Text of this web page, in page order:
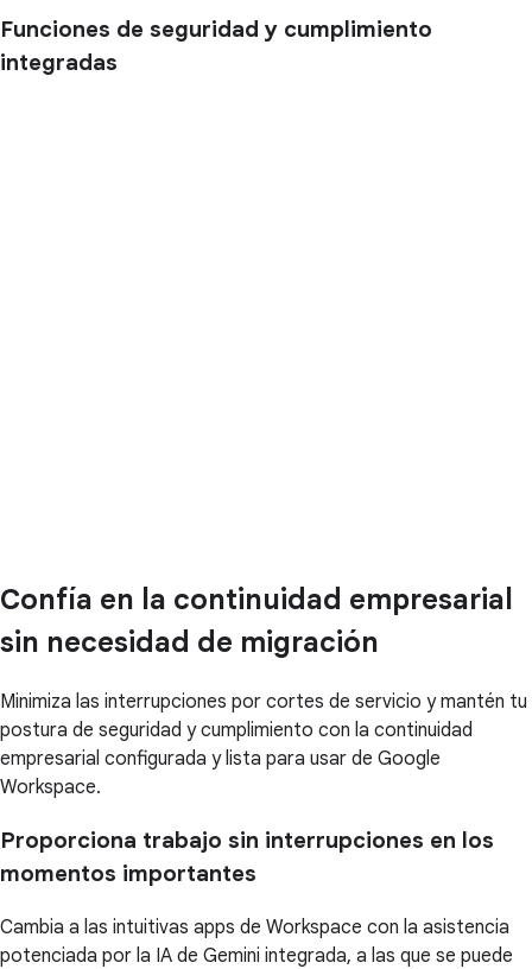
Funciones de seguridad y cumplimiento
integradas
Confía en la continuidad empresarial
sin necesidad de migración
Minimiza las interrupciones por cortes de servicio y mantén tu
postura de seguridad y cumplimiento con la continuidad
empresarial configurada y lista para usar de Google
Workspace.
Proporciona trabajo sin interrupciones en los
momentos importantes
Cambia a las intuitivas apps de Workspace con la asistencia
potenciada por la IA de Gemini integrada, a las que se puede